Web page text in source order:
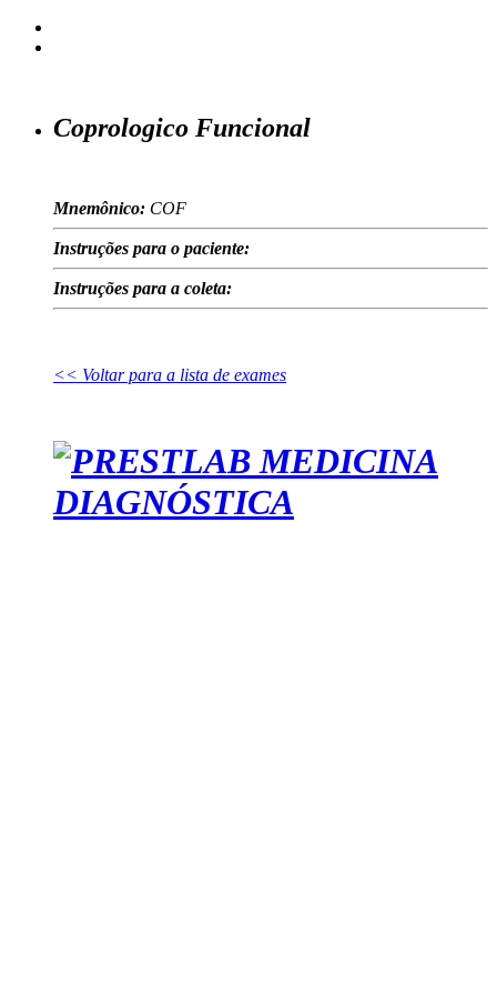
Coprologico Funcional
Mnemônico: COF
Instruções para o paciente:
Instruções para a coleta:
<< Voltar para a lista de exames